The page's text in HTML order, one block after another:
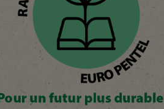
Nous sommes fiers de vous présenter
notre tout premier rapport RSE, une
étape déterminante dans notre...